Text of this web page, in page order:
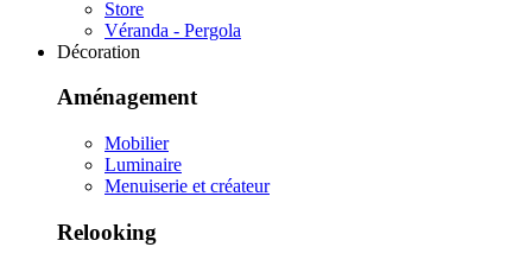
Store
Véranda - Pergola
Décoration
Aménagement
Mobilier
Luminaire
Menuiserie et créateur
Relooking